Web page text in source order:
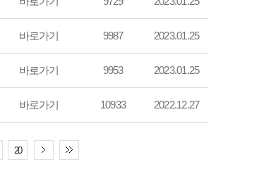
바로가기 9987 2023.01.25
바로가기 9953 2023.01.25
바로가기 10933 2022.12.27
20